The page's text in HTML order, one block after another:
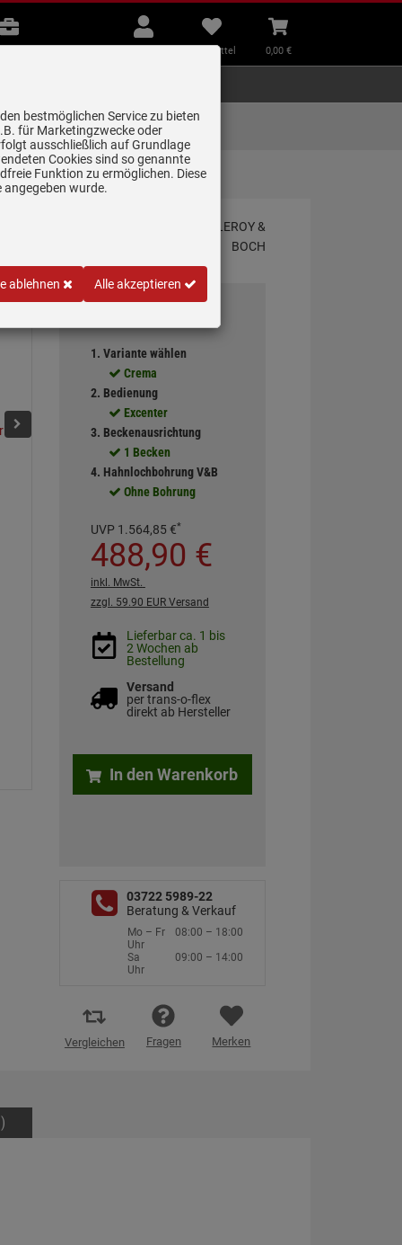
Beratung
Mein
Konto
Merkzettel
aufklappen
Merkzettel
Warenkorb
aufklappen
0,00 €
Lieferung zum
Wunschtermin
1. Variante wählen
Crema
2. Bedienung
Excenter
3. Beckenausrichtung
1 Becken
4. Hahnlochbohrung V&B
Ohne Bohrung
UVP 1.564,85€*
488,90 €
inkl. MwSt.
zzgl. 59.90 EUR Versand
Lieferbar ca. 1 bis
2 Wochen ab
Bestellung
Versand
per trans-o-flex
direkt ab Hersteller
In den Warenkorb
03722 5989-22
Beratung & Verkauf
Mo – Fr
08:00 – 18:00
Uhr
Sa
09:00 – 14:00
Uhr
Vergleichen Fragen Merken
bestmöglichen Service zu bieten
für Marketingzwecke oder
ausschließlich auf Grundlage
Cookies sind so genannte
Funktion zu ermöglichen. Diese
angegeben wurde.
ablehnen Alle akzeptieren